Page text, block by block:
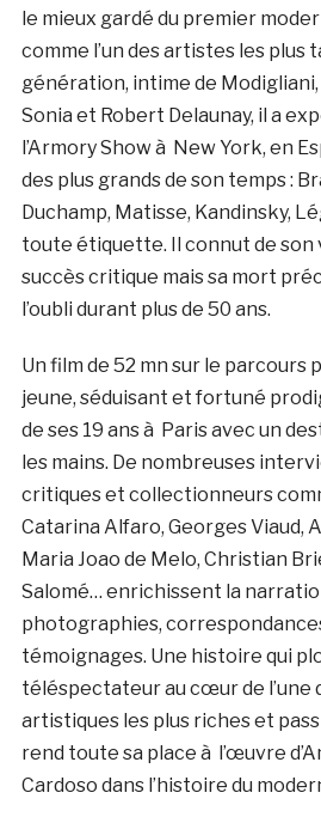
le mieux gardé du premier
comme l’un des artistes les plus
génération, intime de Modigliani,
Sonia et Robert Delaunay, il a
l’Armory Show à New York, en
des plus grands de son temps :
Duchamp, Matisse, Kandinsky,
toute étiquette. Il connut de son
succès critique mais sa mort
l’oubli durant plus de 50 ans.
Un film de 52 mn sur le parcours
jeune, séduisant et fortuné
de ses 19 ans à Paris avec un
les mains. De nombreuses
critiques et collectionneurs
Catarina Alfaro, Georges Viaud,
Maria Joao de Melo, Christian
Salomé… enrichissent la
photographies,
témoignages. Une histoire qui
téléspectateur au cœur de l’une
artistiques les plus riches et
rend toute sa place à l’œuvre
Cardoso dans l’histoire du